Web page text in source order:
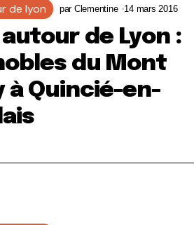
de lyon par Clementine 14 mars 2016
autour de Lyon :
du Mont
à Quincié-en-